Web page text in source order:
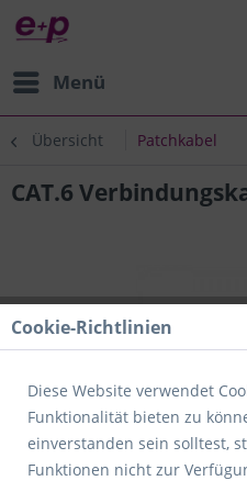
Menü
Übersicht Patchkabel
CAT.6
Cookie-Richtlinien
Diese Website verwendet
Funktionalität bieten zu
einverstanden sein solltest,
Funktionen nicht zur